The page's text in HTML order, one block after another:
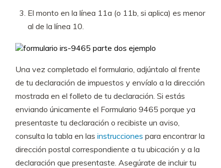
El monto en la línea 11a (o 11b, si aplica) es menor
al de la línea 10.
Una vez completado el formulario, adjúntalo al frente
de tu declaración de impuestos y envíalo a la dirección
mostrada en el folleto de tu declaración. Si estás
enviando únicamente el Formulario 9465 porque ya
presentaste tu declaración o recibiste un aviso,
consulta la tabla en lasinstrucciones para encontrar la
dirección postal correspondiente a tu ubicación y a la
declaración que presentaste. Asegúrate de incluir tu